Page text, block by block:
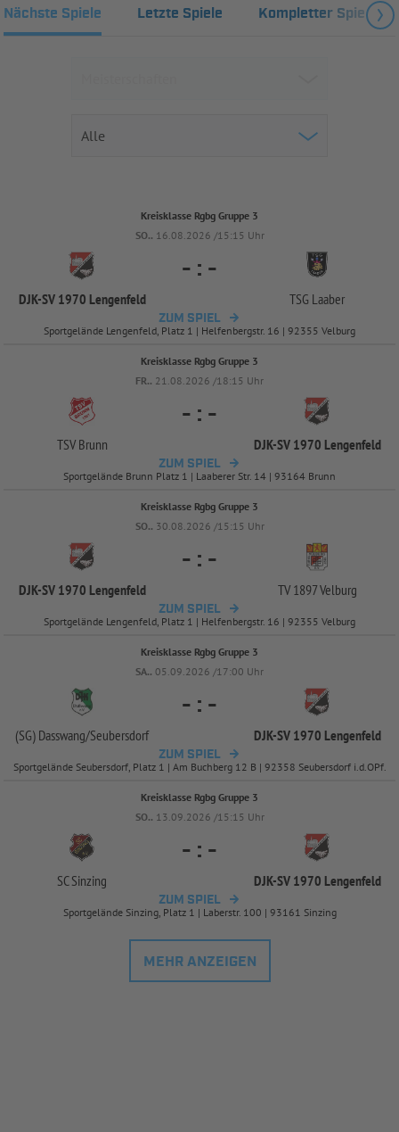
Nächste Spiele Letzte Spiele Kompletter Spielplan
Kreisklasse Rgbg Gruppe 3
SO.. 16.08.2026 /15:15 Uhr
DJK-SV 1970 Lengenfeld
- : -
TSG Laaber
ZUM SPIEL
Sportgelände Lengenfeld, Platz 1 | Helfenbergstr. 16 | 92355 Velburg
Kreisklasse Rgbg Gruppe 3
FR.. 21.08.2026 /18:15 Uhr
TSV Brunn
- : -
DJK-SV 1970 Lengenfeld
ZUM SPIEL
Sportgelände Brunn Platz 1 | Laaberer Str. 14 | 93164 Brunn
Kreisklasse Rgbg Gruppe 3
SO.. 30.08.2026 /15:15 Uhr
DJK-SV 1970 Lengenfeld
- : -
TV 1897 Velburg
ZUM SPIEL
Sportgelände Lengenfeld, Platz 1 | Helfenbergstr. 16 | 92355 Velburg
Kreisklasse Rgbg Gruppe 3
SA.. 05.09.2026 /17:00 Uhr
(SG) Dasswang/Seubersdorf
- : -
DJK-SV 1970 Lengenfeld
ZUM SPIEL
Sportgelände Seubersdorf, Platz 1 | Am Buchberg 12 B | 92358 Seubersdorf i.d.OPf.
Kreisklasse Rgbg Gruppe 3
SO.. 13.09.2026 /15:15 Uhr
SC Sinzing
- : -
DJK-SV 1970 Lengenfeld
ZUM SPIEL
Sportgelände Sinzing, Platz 1 | Laberstr. 100 | 93161 Sinzing
MEHR ANZEIGEN